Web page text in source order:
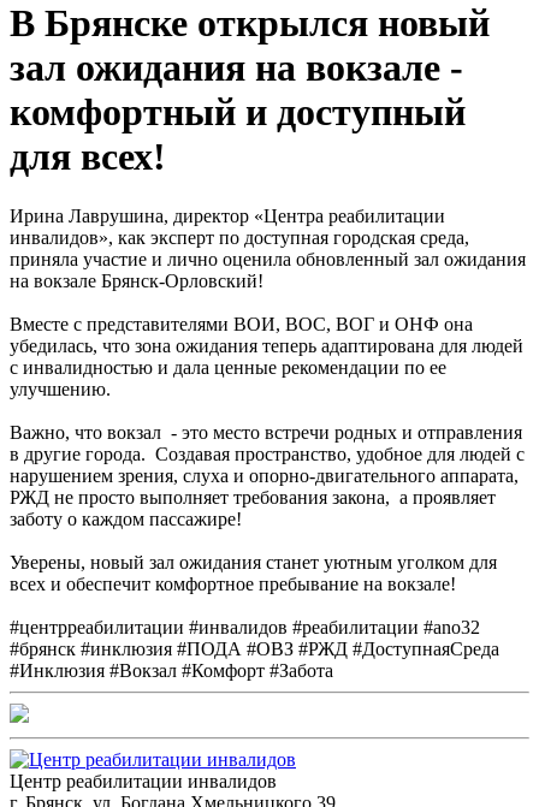
В Брянске открылся новый
зал ожидания на вокзале -
комфортный и доступный
для всех!
Ирина Лаврушина, директор «Центра реабилитации
инвалидов», как эксперт по доступная городская среда,
приняла участие и лично оценила обновленный зал ожидания
на вокзале Брянск-Орловский!
Вместе с представителями ВОИ, ВОС, ВОГ и ОНФ она
убедилась, что зона ожидания теперь адаптирована для людей
с инвалидностью и дала ценные рекомендации по ее
улучшению.
Важно, что вокзал - это место встречи родных и отправления
в другие города. Создавая пространство, удобное для людей с
нарушением зрения, слуха и опорно-двигательного аппарата,
РЖД не просто выполняет требования закона, а проявляет
заботу о каждом пассажире!
Уверены, новый зал ожидания станет уютным уголком для
всех и обеспечит комфортное пребывание на вокзале!
#центрреабилитации #инвалидов #реабилитации #ano32
#брянск #инклюзия #ПОДА #ОВЗ #РЖД #ДоступнаяСреда
#Инклюзия #Вокзал #Комфорт #Забота
Центр реабилитации инвалидов
г. Брянск, ул. Богдана Хмельницкого 39